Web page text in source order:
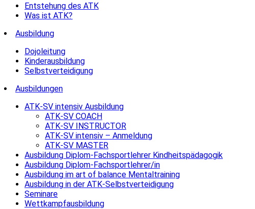
Entstehung des ATK
Was ist ATK?
Ausbildung
Dojoleitung
Kinderausbildung
Selbstverteidigung
Ausbildungen
ATK-SV intensiv Ausbildung
ATK-SV COACH
ATK-SV INSTRUCTOR
ATK-SV intensiv – Anmeldung
ATK-SV MASTER
Ausbildung Diplom-Fachsportlehrer Kindheitspädagogik
Ausbildung Diplom-Fachsportlehrer/in
Ausbildung im art of balance Mentaltraining
Ausbildung in der ATK-Selbstverteidigung
Seminare
Wettkampfausbildung